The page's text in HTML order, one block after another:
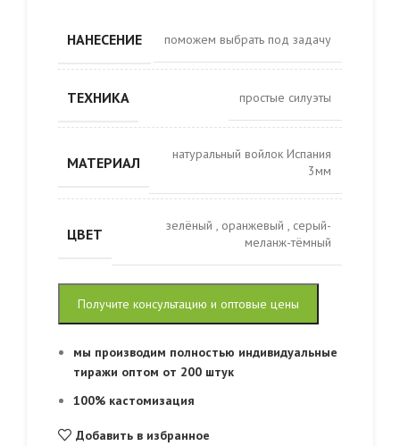
НАНЕСЕНИЕ поможем выбрать под задачу
ТЕХНИКА простые силуэты
МАТЕРИАЛ
натуральный войлок Испания
3мм
ЦВЕТ зелёный , оранжевый , серый-
меланж-тёмный
Получите консультацию и оптовые цены
мы производим полностью индивидуальные
тиражи оптом от 200 штук
100% кастомизация
Добавить в избранное